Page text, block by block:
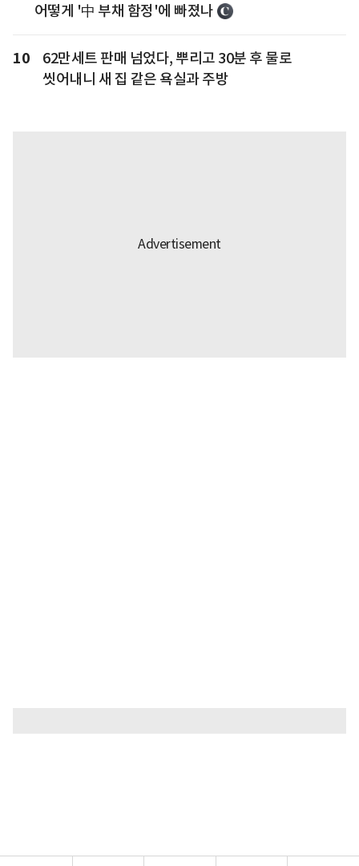
어떻게 '中 부채 함정'에 빠졌나
10
62만세트 판매 넘었다, 뿌리고 30분 후 물로
씻어내니 새 집 같은 욕실과 주방